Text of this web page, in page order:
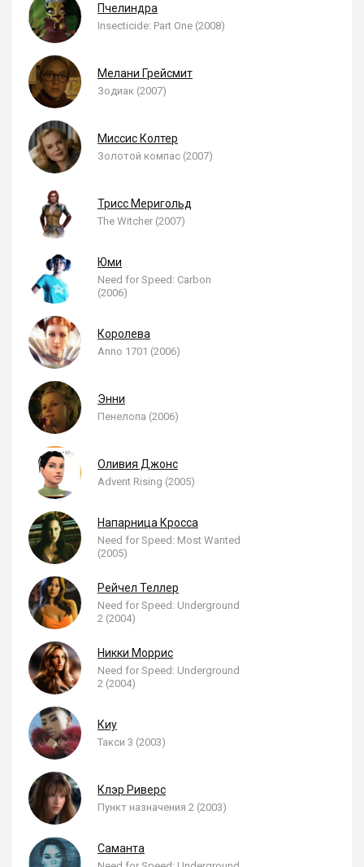
Пчелиндра
Insecticide: Part One (2008)
Мелани Грейсмит
Зодиак (2007)
Миссис Колтер
Золотой компас (2007)
Трисс Меригольд
The Witcher (2007)
Юми
Need for Speed: Carbon
(2006)
Королева
Anno 1701 (2006)
Энни
Пенелопа (2006)
Оливия Джонс
Advent Rising (2005)
Напарница Кросса
Need for Speed: Most Wanted
(2005)
Рейчел Теллер
Need for Speed: Underground
2 (2004)
Никки Моррис
Need for Speed: Underground
2 (2004)
Киу
Такси 3 (2003)
Клэр Риверс
Пункт назначения 2 (2003)
Саманта